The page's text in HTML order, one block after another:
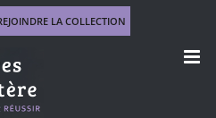
LA COLLECTION